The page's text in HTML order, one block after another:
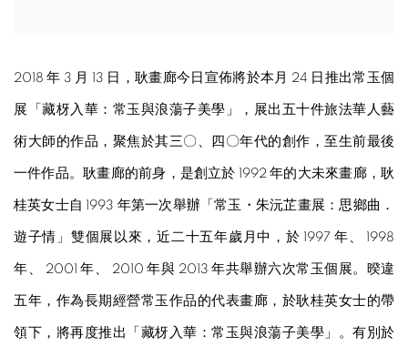
2018 年 3 月 13 日，耿畫廊今日宣佈將於本月 24 日推出常玉個
展「藏枒入華：常玉與浪蕩子美學」，展出五十件旅法華人藝
術大師的作品，聚焦於其三〇、四〇年代的創作，至生前最後
一件作品。耿畫廊的前身，是創立於 1992 年的大未來畫廊，耿
桂英女士自 1993 年第一次舉辦「常玉・朱沅芷畫展：思鄉曲．
遊子情」雙個展以來，近二十五年歲月中，於 1997 年、 1998
年、 2001 年、 2010 年與 2013 年共舉辦六次常玉個展。暌違
五年，作為長期經營常玉作品的代表畫廊，於耿桂英女士的帶
領下，將再度推出「藏枒入華：常玉與浪蕩子美學」。有別於